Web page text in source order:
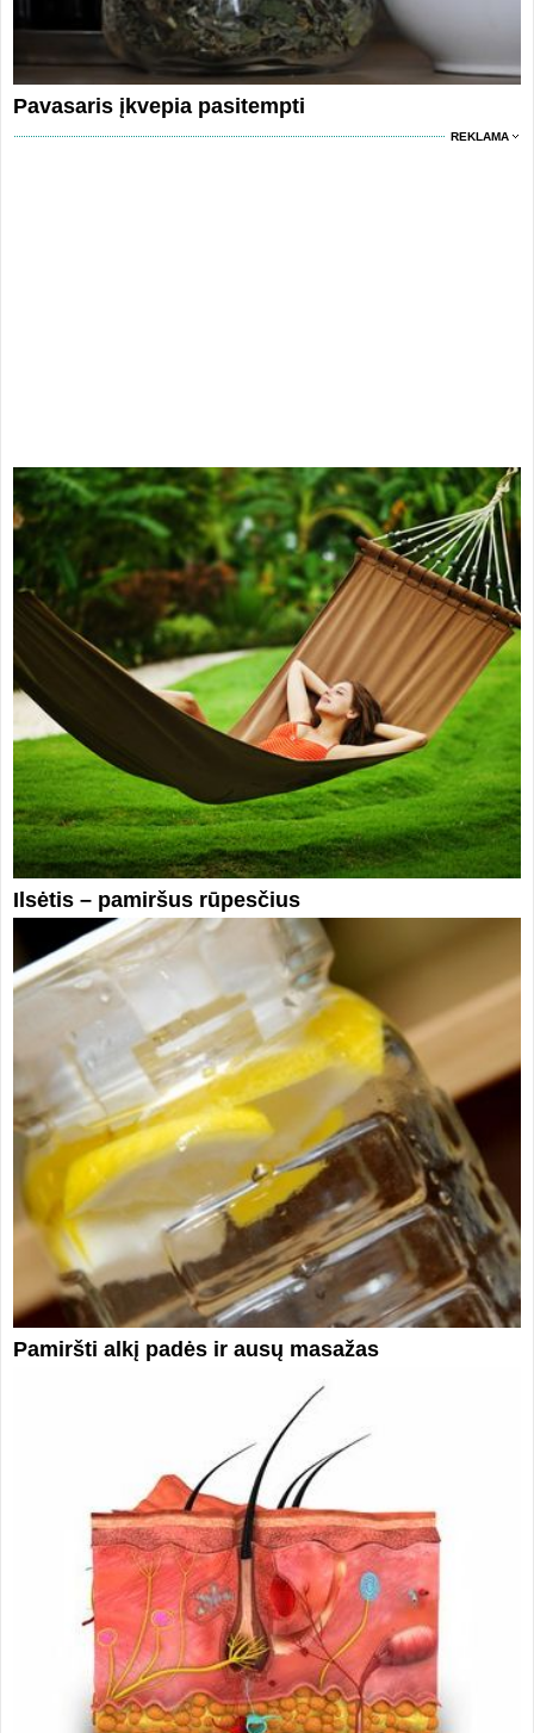
Pavasaris įkvepia pasitempti
REKLAMA
Ilsėtis – pamiršus rūpesčius
Pamiršti alkį padės ir ausų masažas